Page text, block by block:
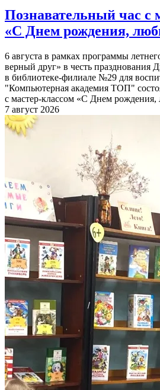
Познавательный час с
«С Днем рождения,
6 августа в рамках программы
верный друг» в честь празднования
в библиотеке-филиале №29 для
"Компьютерная академия ТОП"
с мастер-классом «С Днем
7 август 2026